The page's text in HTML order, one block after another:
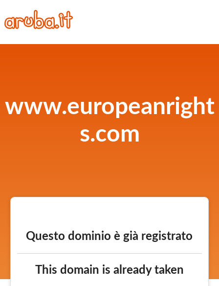
www.europeanright
s.com
Questo dominio è già registrato
This domain is already taken